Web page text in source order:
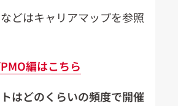
どはキャリアマップを参照
編はこちら
どのくらいの頻度で開催